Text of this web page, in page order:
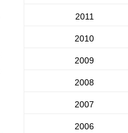
2011
2010
2009
2008
2007
2006